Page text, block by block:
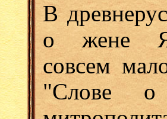
В
о жене
совсем
"Слове о